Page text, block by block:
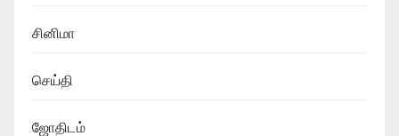
சினிமா
செய்தி
ஜோதிடம்